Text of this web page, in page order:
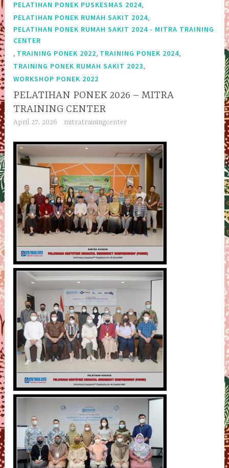
PELATIHAN PONEK PUSKESMAS 2024,
PELATIHAN PONEK RUMAH SAKIT 2024,
PELATIHAN PONEK RUMAH SAKIT 2024 - MITRA TRAINING
CENTER
, TRAINING PONEK 2022, TRAINING PONEK 2024,
TRAINING PONEK RUMAH SAKIT 2023,
WORKSHOP PONEK 2022
PELATIHAN PONEK 2026 – MITRA
TRAINING CENTER
April 27, 2026 mitratrainingcenter